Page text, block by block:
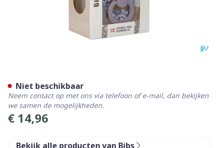
€ 14,96
Niet beschikbaar
Neem contact op met ons via telefoon of e-mail, dan bekijken
we samen de mogelijkheden.
Bekijk alle producten van Bibs